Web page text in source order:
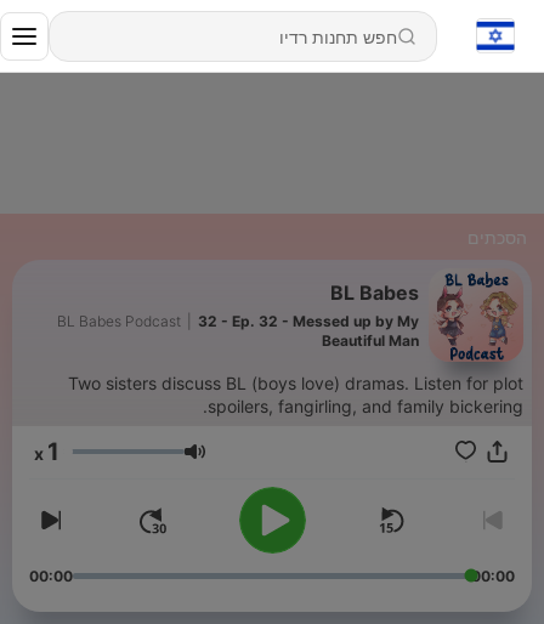
הסכתים
BL Babes
BL Babes Podcast
32 - Ep. 32 - Messed up by My
Beautiful Man
Two sisters discuss BL (boys love) dramas. Listen for plot
spoilers, fangirling, and family bickering.
עוצמת שמע 1
00:00
00:00